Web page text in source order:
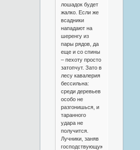
лошадок будет
жалко. Если же
всадники
нападают на
шеренгу из
пары рядов, да
еще и со спины
– пехоту просто
затопчут. Зато в
лесу кавалерия
бессильна:
среди деревьев
особо не
разгонишься, и
таранного
удара не
получится.
Лучники, заняв
господствующую